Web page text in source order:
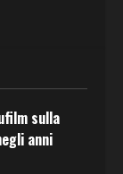
sulla
anni